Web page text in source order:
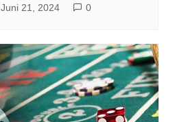
Juni 21, 2024 0